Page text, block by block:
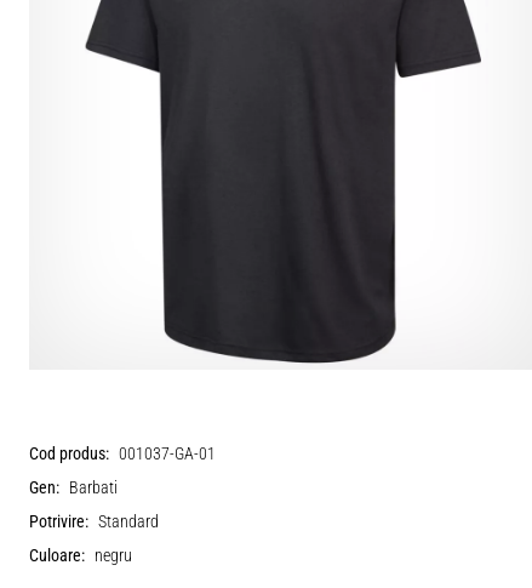
Cod produs: 001037-GA-01
Gen: Barbati
Potrivire: Standard
Culoare: negru